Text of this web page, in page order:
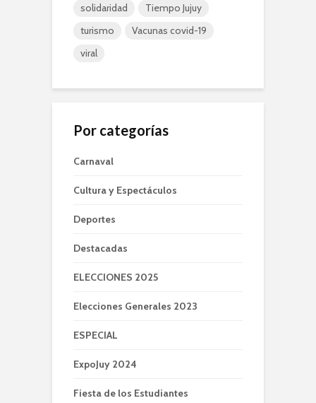
solidaridad
Tiempo Jujuy
turismo
Vacunas covid-19
viral
Por categorías
Carnaval
Cultura y Espectáculos
Deportes
Destacadas
ELECCIONES 2025
Elecciones Generales 2023
ESPECIAL
ExpoJuy 2024
Fiesta de los Estudiantes